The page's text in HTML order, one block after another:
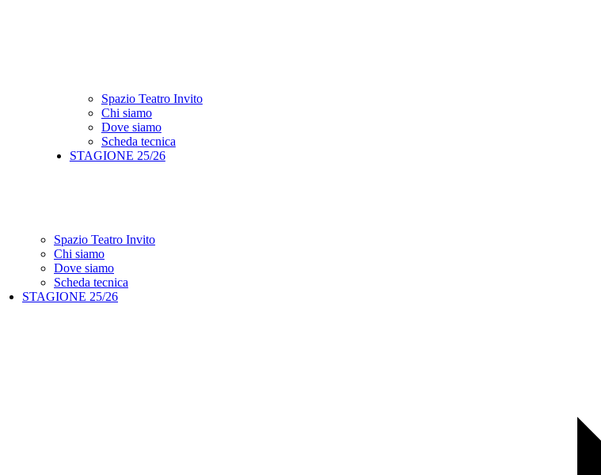
Spazio Teatro Invito
Chi siamo
Dove siamo
Scheda tecnica
STAGIONE 25/26
Spazio Teatro Invito
Chi siamo
Dove siamo
Scheda tecnica
STAGIONE 25/26